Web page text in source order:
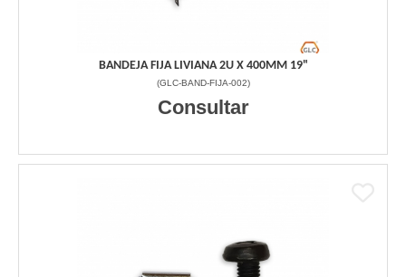
BANDEJA FIJA LIVIANA 2U X 400MM 19"
(GLC-BAND-FIJA-002)
Consultar